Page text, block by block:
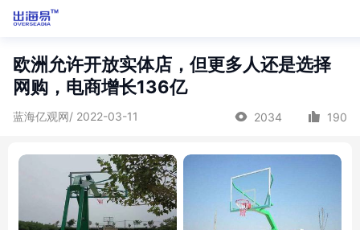
欧洲允许开放实体店，但更多人还是选择
网购，电商增长136亿
蓝海亿观网/ 2022-03-11 2034 190